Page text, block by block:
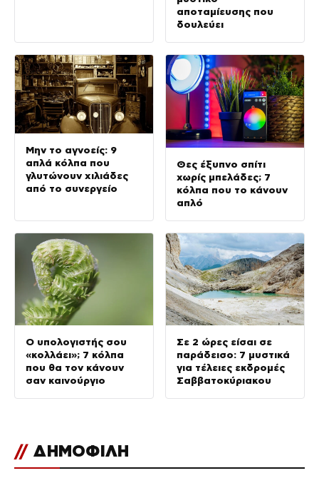
αποταμίευσης που
δουλεύει
Μην το αγνοείς: 9
απλά κόλπα που
γλυτώνουν χιλιάδες
από το συνεργείο
Θες έξυπνο σπίτι
χωρίς μπελάδες; 7
κόλπα που το κάνουν
απλό
Ο υπολογιστής σου
«κολλάει»; 7 κόλπα
που θα τον κάνουν
σαν καινούργιο
Σε 2 ώρες είσαι σε
παράδεισο: 7 μυστικά
για τέλειες εκδρομές
Σαββατοκύριακου
// ΔΗΜΟΦΙΛΗ